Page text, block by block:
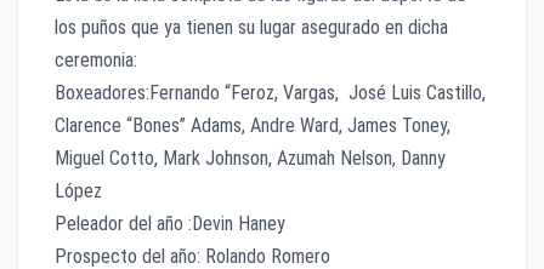
los puños que ya tienen su lugar asegurado en dicha
ceremonia:
Boxeadores:Fernando “Feroz, Vargas, José Luis Castillo,
Clarence “Bones” Adams, Andre Ward, James Toney,
Miguel Cotto, Mark Johnson, Azumah Nelson, Danny
López
Peleador del año :Devin Haney
Prospecto del año: Rolando Romero